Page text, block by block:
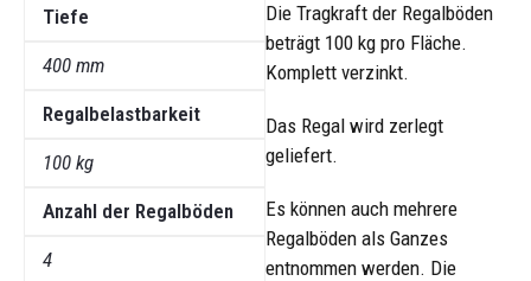
Tiefe
400 mm
Regalbelastbarkeit
100 kg
Anzahl der Regalböden
4
Die Tragkraft der Regalböden
beträgt 100 kg pro Fläche.
Komplett verzinkt.
Das Regal wird zerlegt
geliefert.
Es können auch mehrere
Regalböden als Ganzes
entnommen werden. Die